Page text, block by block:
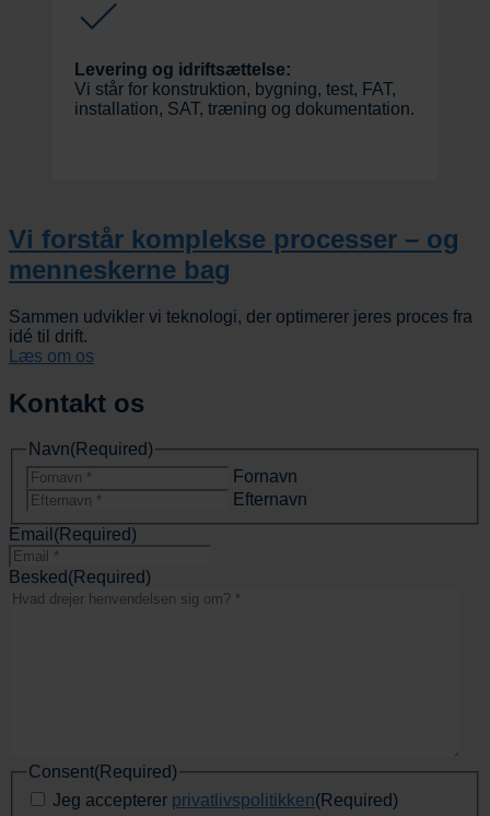
Levering og idriftsættelse:
Vi står for konstruktion, bygning, test, FAT,
installation, SAT, træning og dokumentation.
Vi forstår komplekse processer – og
menneskerne bag
Sammen udvikler vi teknologi, der optimerer jeres proces fra
idé til drift.
Læs om os
Kontakt os
Navn(Required)
Fornavn
Efternavn
Email (Required)
Besked (Required)
Consent(Required)
Jeg accepterer privatlivspolitikken(Required)